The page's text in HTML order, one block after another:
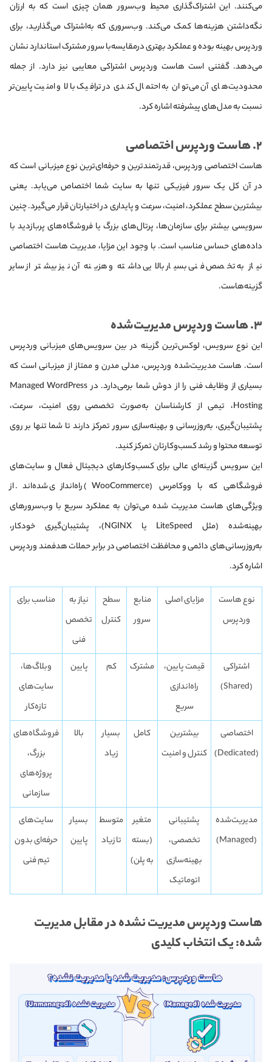
می‌کنند. این اشتراک‌گذاری محیط وب‌سرور همان چیزی است که به ارزان
نگه‌داشتن هزینه‌ها کمک می‌کند. وب‌سروری که به‌اشتراک می‌گذارید، برای
وردپرس بهینه بوده و عملکرد بهتری درمقایسه‌با سرور مشترک استاندارد نشان
می‌دهد. گفتنی است هاست وردپرس اشتراکی معایبی نیز دارد. از جمله
محدودیت‌های آن می‌توان به احتمال کندی در ترافیک بالا و امنیت پایین‌تر
نسبت به مدل‌های پیشرفته اشاره کرد.
۲. هاست وردپرس اختصاصی
هاست اختصاصی وردپرس، قدرتمندترین و حرفه‌ای‌ترین نوع میزبانی است که
در آن کل یک سرور فیزیکی تنها به سایت شما اختصاص می‌یابد. یعنی
بیشترین سطح عملکرد، امنیت، سرعت و پایداری در اختیارتان قرار می‌گیرد. چنین
سرویسی بیشتر برای سازمان‌ها، پرتال‌های بزرگ یا فروشگاه‌های پربازدید با
داده‌های حساس مناسب است. با وجود این مزایا، مدیریت هاست اختصاصی
نیاز به تخصص فنی بسیار بالایی داشته و هزینه آن نیز بیشتر از سایر
گزینه‌هاست.
۳. هاست وردپرس مدیریت‌شده
این نوع سرویس، لوکس‌ترین گزینه در بین سرویس‌های میزبانی وردپرس
است. هاست مدیریت‌شده وردپرس، مدلی مدرن و ممتاز از میزبانی است که
بسیاری از وظایف فنی را از دوش شما برمی‌دارد. در Managed WordPress
Hosting، تیمی از کارشناسان به‌صورت تخصصی روی امنیت، سرعت،
پشتیبان‌گیری، به‌روزرسانی و بهینه‌سازی سرور تمرکز دارند تا شما تنها بر روی
توسعه محتوا و رشد کسب‌وکارتان تمرکز کنید.
این سرویس گزینه‌ای عالی برای کسب‌وکارهای دیجیتال فعال و سایت‌های
فروشگاهی که با ووکامرس (WooCommerce) راه‌اندازی شده‌اند. از
ویژگی‌های هاست مدیریت شده می‌توان به عملکرد سریع با وب‌سرورهای
بهینه‌شده (مثل LiteSpeed یا NGINX)، پشتیبان‌گیری خودکار،
به‌روزرسانی‌های دائمی و محافظت اختصاصی در برابر حملات هدفمند وردپرس
اشاره کرد.
نوع هاست
وردپرس
مزایای اصلی
منابع
سرور
سطح
کنترل
نیاز به
تخصص
فنی
مناسب برای
اشتراکی
(Shared)
قیمت پایین،
راه‌اندازی
سریع
مشترک کم پایین
وبلاگ‌ها،
سایت‌های
تازه‌کار
اختصاصی
(Dedicated)
بیشترین
کنترل و امنیت
کامل
بسیار
زیاد
بالا
فروشگاه‌های
بزرگ،
پروژه‌های
سازمانی
مدیریت‌شده
(Managed)
پشتیبانی
تخصصی،
بهینه‌سازی
اتوماتیک
متغیر
(بسته
به پلن)
متوسط
تا زیاد
بسیار
پایین
سایت‌های
حرفه‌ای بدون
تیم فنی
هاست وردپرس مدیریت نشده در مقابل مدیریت
شده: یک انتخاب کلیدی